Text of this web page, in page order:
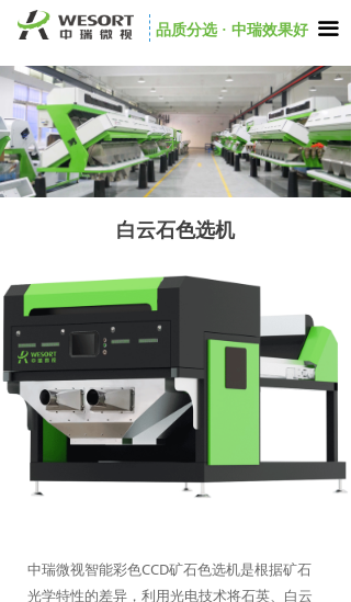
品质分选 · 中瑞效果好 끀
白云石色选机
中瑞微视智能彩色CCD矿石色选机是根据矿石
光学特性的差异，利用光电技术将石英、白云